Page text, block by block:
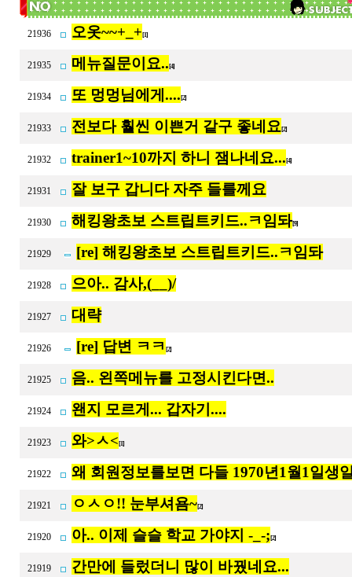
21936 오옷~~+_+ [1]
21935 메뉴질문이요.. [4]
21934 또 멍멍님에게.... [2]
21933 전보다 훨씬 이쁜거 같구 좋네요[2]
21932 trainer1~10까지 하니 잼나네요... [4]
21931 잘 보구 갑니다 자주 들를께요
21930 해킹왕초보 스트립트키드..ㅋ임돠[9]
21929 [re] 해킹왕초보 스트립트키드..ㅋ임돠
21928 으아.. 감사,(__)/
21927 대략
21926 [re] 답변 ㅋㅋ [2]
21925 음.. 왼쪽메뉴를 고정시킨다면..
21924 왠지 모르게... 갑자기....
21923 와>ㅅ< [1]
21922 왜 회원정보를보면 다들 1970년1월1일생
21921 ㅇㅅㅇ!! 눈부셔욤~[2]
21920 아.. 이제 슬슬 학교 가야지 -_-; [2]
21919 간만에 들렀더니 많이 바꿨네요...